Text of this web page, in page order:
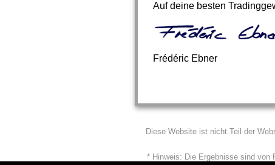
Auf deine besten
Frédéric Ebner
Diese Website ist nicht Teil der
* Hinweis: Die Ergebnisse sind von